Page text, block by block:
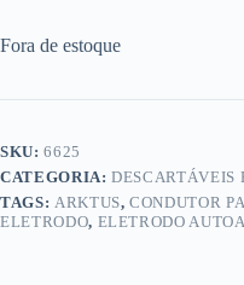
Fora de estoque
SKU:6625
CATEGORIA:DESCARTÁVEIS
TAGS: ARKTUS,CONDUTOR
ELETRODO, ELETRODO